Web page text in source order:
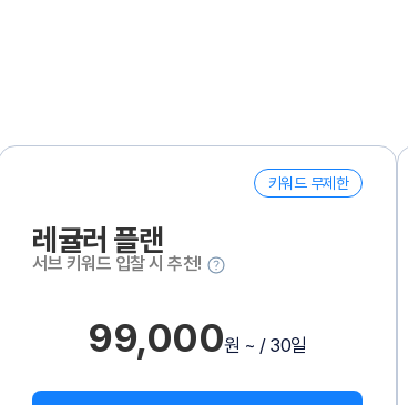
키워드 무제한
레귤러 플랜
서브 키워드 입찰 시 추천!
99,000원 ~ / 30일